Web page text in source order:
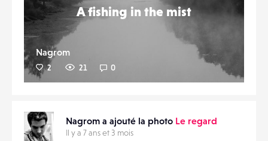
A fishing in the mist
Nagrom
2 21 0
Nagrom a ajouté la photo Le regard
Il y a 7 ans et 3 mois